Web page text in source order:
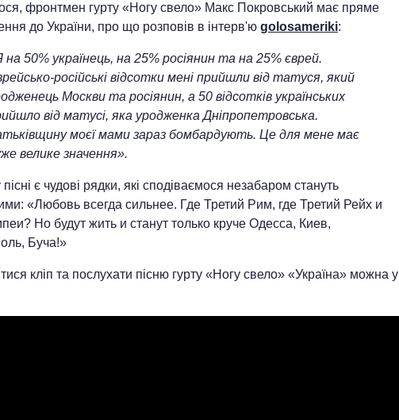
фронтмен гурту «Ногу свело» Макс Покровський має пряме
до України, про що розповів в інтерв'ю golosameriki:
на 50% українець, на 25% росіянин та на 25% єврей.
російські відсотки мені прийшли від татуся, який
Москви та росіянин, а 50 відсотків українських
від матусі, яка уродженка Дніпропетровська.
моєї мами зараз бомбардують. Це для мене має
велике значення».
є чудові рядки, які сподіваємося незабаром стануть
«Любовь всегда сильнее. Где Третий Рим, где Третий Рейх и
Но будут жить и станут только круче Одесса, Киев,
Буча!»
кліп та послухати пісню гурту «Ногу свело» «Україна» можна у